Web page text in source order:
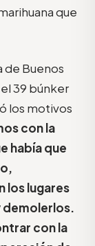
que
de Buenos
39 búnker
los motivos
con la
había que
los lugares
demolerlos.
con la